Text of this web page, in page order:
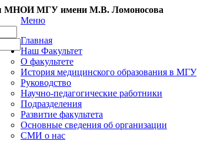
МНОИ МГУ имени М.В. Ломоносова
Меню
Главная
Наш Факультет
О факультете
История медицинского образования в МГУ
Руководство
Научно-педагогические работники
Подразделения
Развитие факультета
Основные сведения об организации
СМИ о нас